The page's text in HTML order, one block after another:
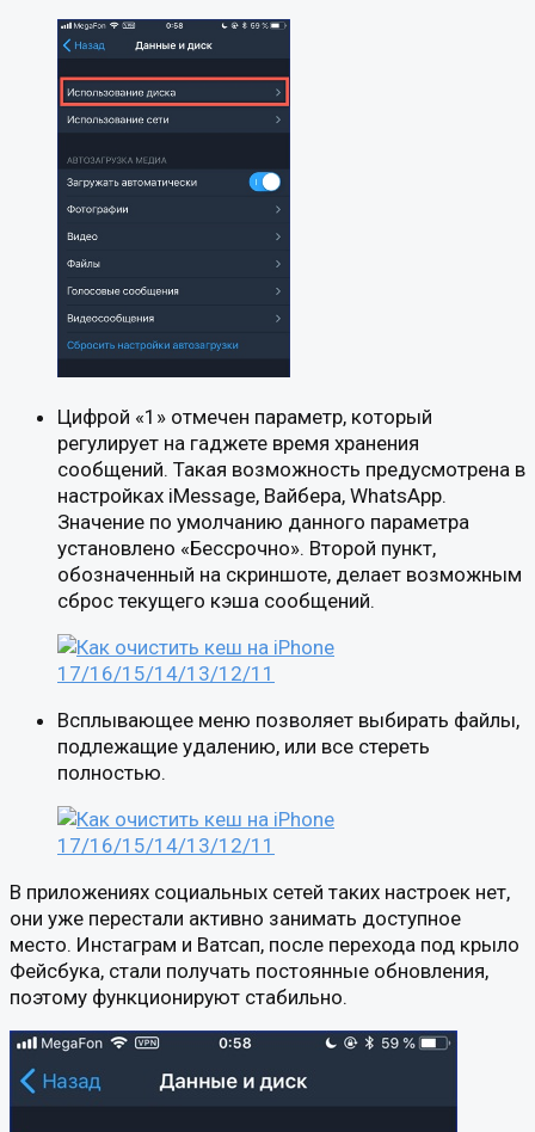
Цифрой «1» отмечен параметр, который
регулирует на гаджете время хранения
сообщений. Такая возможность предусмотрена в
настройках iMessage, Вайбера, WhatsApp.
Значение по умолчанию данного параметра
установлено «Бессрочно». Второй пункт,
обозначенный на скриншоте, делает возможным
сброс текущего кэша сообщений.
Всплывающее меню позволяет выбирать файлы,
подлежащие удалению, или все стереть
полностью.
В приложениях социальных сетей таких настроек нет,
они уже перестали активно занимать доступное
место. Инстаграм и Ватсап, после перехода под крыло
Фейсбука, стали получать постоянные обновления,
поэтому функционируют стабильно.